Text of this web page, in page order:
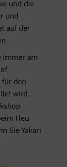
und die
und
auf der
immer am
für den
wird,
Heu
Sie Yakari